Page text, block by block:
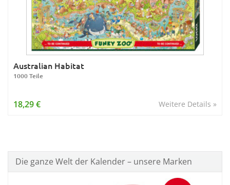
Australian Habitat
1000 Teile
Weitere Details »
18,29 €
Die ganze Welt der Kalender – unsere Marken